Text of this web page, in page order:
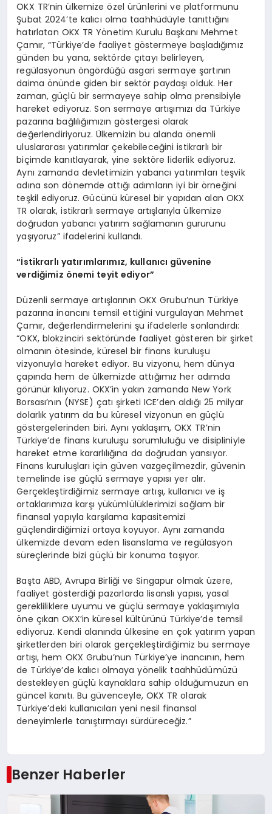
OKX TR’nin ülkemize özel ürünlerini ve platformunu
Şubat 2024’te kalıcı olma taahhüdüyle tanıttığını
hatırlatan OKX TR Yönetim Kurulu Başkanı Mehmet
Çamır, “Türkiye’de faaliyet göstermeye başladığımız
günden bu yana, sektörde çıtayı belirleyen,
regülasyonun öngördüğü asgari sermaye şartının
daima önünde giden bir sektör paydaşı olduk. Her
zaman, güçlü bir sermayeye sahip olma prensibiyle
hareket ediyoruz. Son sermaye artışımızı da Türkiye
pazarına bağlılığımızın göstergesi olarak
değerlendiriyoruz. Ülkemizin bu alanda önemli
uluslararası yatırımlar çekebileceğini istikrarlı bir
biçimde kanıtlayarak, yine sektöre liderlik ediyoruz.
Aynı zamanda devletimizin yabancı yatırımları teşvik
adına son dönemde attığı adımların iyi bir örneğini
teşkil ediyoruz. Gücünü küresel bir yapıdan alan OKX
TR olarak, istikrarlı sermaye artışlarıyla ülkemize
doğrudan yabancı yatırım sağlamanın gururunu
yaşıyoruz” ifadelerini kullandı.
“İstikrarlı yatırımlarımız, kullanıcı güvenine
verdiğimiz önemi teyit ediyor”
Düzenli sermaye artışlarının OKX Grubu’nun Türkiye
pazarına inancını temsil ettiğini vurgulayan Mehmet
Çamır, değerlendirmelerini şu ifadelerle sonlandırdı:
“OKX, blokzinciri sektöründe faaliyet gösteren bir şirket
olmanın ötesinde, küresel bir finans kuruluşu
vizyonuyla hareket ediyor. Bu vizyonu, hem dünya
çapında hem de ülkemizde attığımız her adımda
görünür kılıyoruz. OKX’in yakın zamanda New York
Borsası’nın (NYSE) çatı şirketi ICE’den aldığı 25 milyar
dolarlık yatırım da bu küresel vizyonun en güçlü
göstergelerinden biri. Aynı yaklaşım, OKX TR’nin
Türkiye’de finans kuruluşu sorumluluğu ve disipliniyle
hareket etme kararlılığına da doğrudan yansıyor.
Finans kuruluşları için güven vazgeçilmezdir, güvenin
temelinde ise güçlü sermaye yapısı yer alır.
Gerçekleştirdiğimiz sermaye artışı, kullanıcı ve iş
ortaklarımıza karşı yükümlülüklerimizi sağlam bir
finansal yapıyla karşılama kapasitemizi
güçlendirdiğimizi ortaya koyuyor. Aynı zamanda
ülkemizde devam eden lisanslama ve regülasyon
süreçlerinde bizi güçlü bir konuma taşıyor.
Başta ABD, Avrupa Birliği ve Singapur olmak üzere,
faaliyet gösterdiği pazarlarda lisanslı yapısı, yasal
gerekliliklere uyumu ve güçlü sermaye yaklaşımıyla
öne çıkan OKX’in küresel kültürünü Türkiye’de temsil
ediyoruz. Kendi alanında ülkesine en çok yatırım yapan
şirketlerden biri olarak gerçekleştirdiğimiz bu sermaye
artışı, hem OKX Grubu’nun Türkiye’ye inancının, hem
de Türkiye’de kalıcı olmaya yönelik taahhüdümüzü
destekleyen güçlü kaynaklara sahip olduğumuzun en
güncel kanıtı. Bu güvenceyle, OKX TR olarak
Türkiye’deki kullanıcıları yeni nesil finansal
deneyimlerle tanıştırmayı sürdüreceğiz.”
Benzer Haberler